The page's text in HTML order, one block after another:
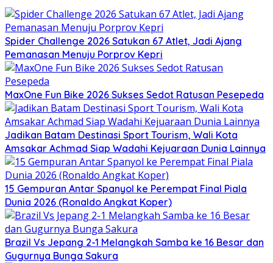
Spider Challenge 2026 Satukan 67 Atlet, Jadi Ajang
Pemanasan Menuju Porprov Kepri
MaxOne Fun Bike 2026 Sukses Sedot Ratusan Pesepeda
Jadikan Batam Destinasi Sport Tourism, Wali Kota
Amsakar Achmad Siap Wadahi Kejuaraan Dunia Lainnya
15 Gempuran Antar Spanyol ke Perempat Final Piala
Dunia 2026 (Ronaldo Angkat Koper)
Brazil Vs Jepang 2-1 Melangkah Samba ke 16 Besar dan
Gugurnya Bunga Sakura